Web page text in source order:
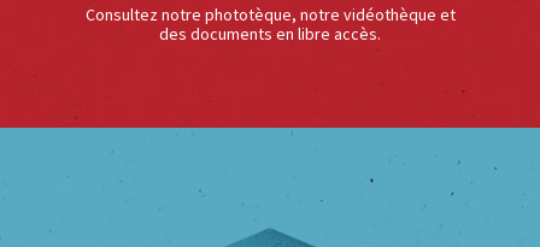
Consultez notre phototèque, notre vidéothèque et
des documents en libre accès.